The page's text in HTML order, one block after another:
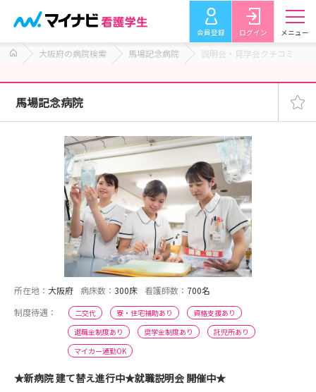
会員登録 ログイン メニュー
大阪府の病院検索 馬場記念病院 説明会・見学会クチコミ
馬場記念病院
所在地： 大阪府 病床数： 300床 看護師数： 700名
制度待遇：
二交代 寮・住宅補助あり
資格支援あり
退職金制度あり
奨学金制度あり
託児所あり
マイカー通勤OK
★新病院 建て替え進行中★就職説明会 開催中★